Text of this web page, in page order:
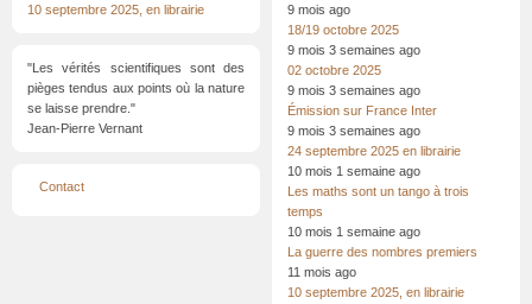
10 septembre 2025, en librairie
"Les vérités scientifiques sont des
pièges tendus aux points où la nature
se laisse prendre."
Jean-Pierre Vernant
Menu
Contact
9 mois ago
18/19 octobre 2025
9 mois 3 semaines ago
02 octobre 2025
9 mois 3 semaines ago
Émission sur France Inter
9 mois 3 semaines ago
24 septembre 2025 en librairie
10 mois 1 semaine ago
Les maths sont un tango à trois
temps
10 mois 1 semaine ago
La guerre des nombres premiers
11 mois ago
10 septembre 2025, en librairie